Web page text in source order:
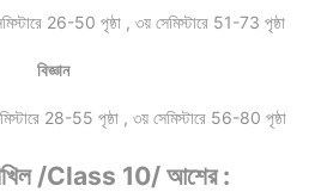
26-50 পৃষ্ঠা , ৩য় সেমিস্টারে 51-73 পৃষ্ঠা
বিজ্ঞান
28-55 পৃষ্ঠা , ৩য় সেমিস্টারে 56-80 পৃষ্ঠা
/Class 10/ আশের :